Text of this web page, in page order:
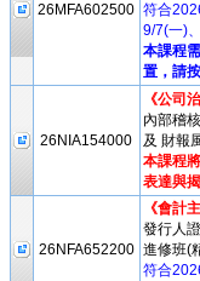
26MFA602500 符合
9/7(一)
本課程
置，請
26NIA154000
《公司
內部稽
及 財報
本課程
表達與
26NFA652200
《會計
發行人
進修班(
符合